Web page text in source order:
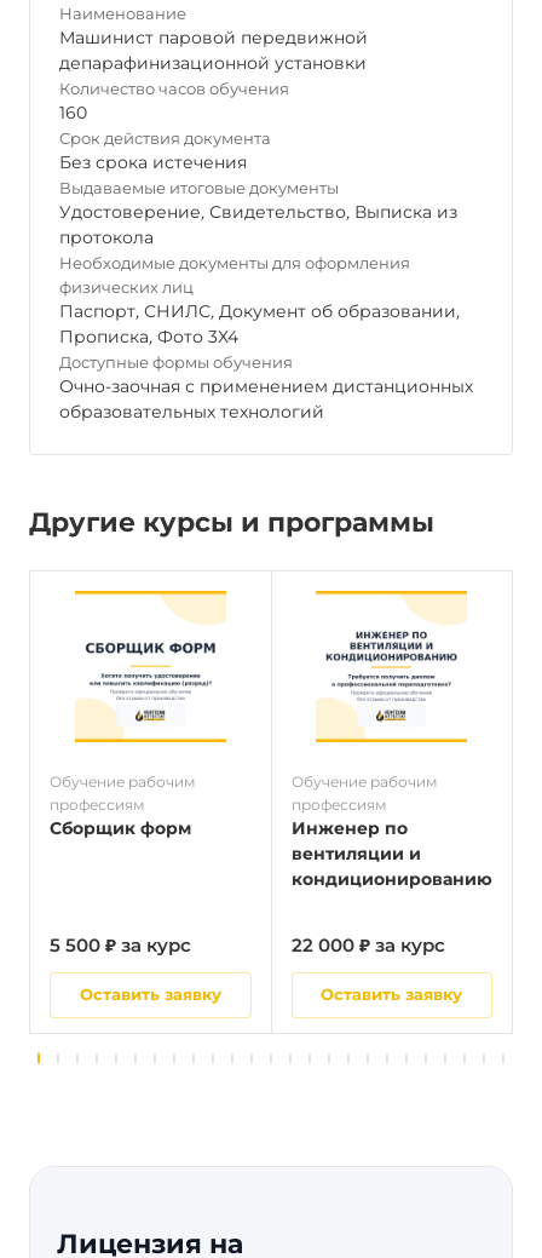
Наименование
Машинист паровой передвижной
депарафинизационной установки
Количество часов обучения
160
Срок действия документа
Без срока истечения
Выдаваемые итоговые документы
Удостоверение, Свидетельство, Выписка из
протокола
Необходимые документы для оформления
физических лиц
Паспорт, СНИЛС, Документ об образовании,
Прописка, Фото 3Х4
Доступные формы обучения
Очно-заочная с применением дистанционных
образовательных технологий
Другие курсы и программы
Обучение рабочим
профессиям
Сборщик форм
5 500 ₽ за курс
Оставить заявку
Обучение рабочим
профессиям
Инженер по
вентиляции и
кондиционированию
22 000 ₽ за курс
Оставить заявку
Лицензия на